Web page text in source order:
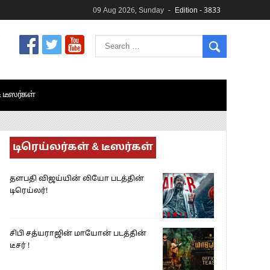
09 Aug 2026, Sunday Edition - 3833
டீஸர்கள்
டிரெய்லர்கள் & டீஸர்கள்
தளபதி விஜய்யின் லியோ படத்தின்
டிரெய்லர்!
சிபி சத்யராஜின் மாயோன் படத்தின்
டீசர் !